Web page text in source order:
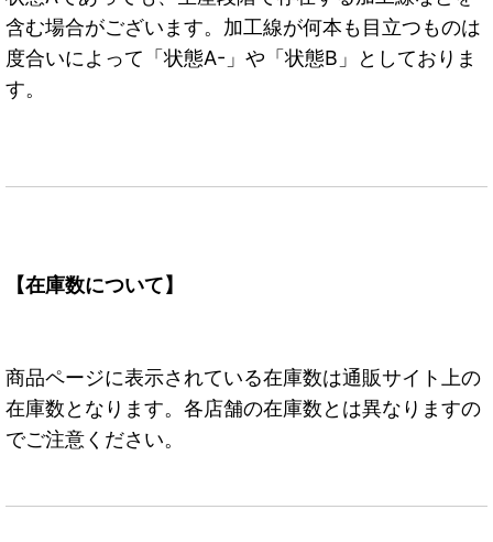
含む場合がございます。加工線が何本も目立つものは
度合いによって「状態A-」や「状態B」としておりま
す。
【在庫数について】
商品ページに表示されている在庫数は通販サイト上の
在庫数となります。各店舗の在庫数とは異なりますの
でご注意ください。